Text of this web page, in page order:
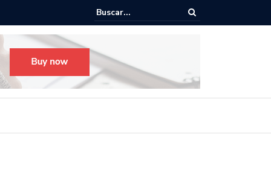
para el Festival Desfile Día de Muertos 2025 en Guadalajara